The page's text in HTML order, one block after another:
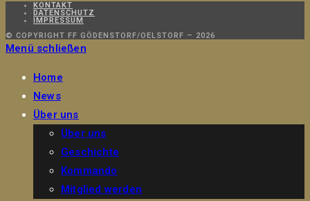
KONTAKT
DATENSCHUTZ
IMPRESSUM
© COPYRIGHT FF GÖDENSTORF/OELSTORF – 2026
Menü schließen
Home
News
Über uns
Über uns
Geschichte
Kommando
Mitglied werden